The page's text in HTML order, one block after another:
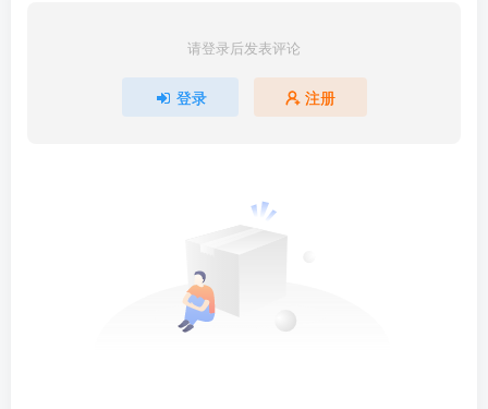
请登录后发表评论
登录 注册